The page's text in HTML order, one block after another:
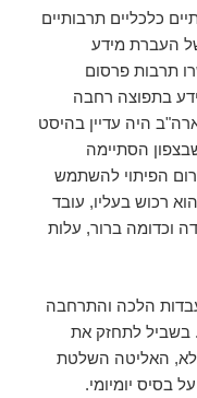
כלכליים תרבותיים
של העברת מידע
תרבות פרסום
בתפוצה רחבה
היה עדיין בהיסט
הסתיימה
בתחילת המאה ה-19, בדרום הפיתוי להשתמש
רכוש בעליו, עובד
וכדומה ברור, עלות
הלכה והתרחבה
לתחזק את
האליטה השלטת
בסיס יומיומי.